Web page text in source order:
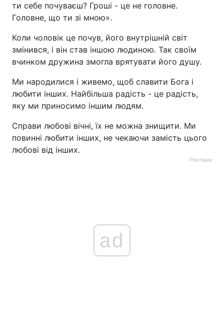
Інтерв'ю Думки
Контакти
ти себе почуваєш? Гроші - це не головне.
Головне, що ти зі мною».
Коли чоловік це почув, його внутрішній світ
змінився, і він став іншою людиною. Так своїм
вчинком дружина змогла врятувати його душу.
Ми народилися і живемо, щоб славити Бога і
любити інших. Найбільша радість - це радість,
яку ми приносимо іншим людям.
Справи любові вічні, їх не можна знищити. Ми
повинні любити інших, не чекаючи замість цього
любові від інших.
Реклама
ad